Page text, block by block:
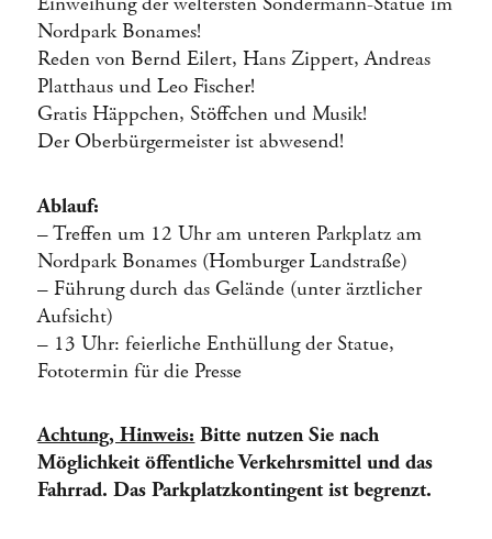
Nordpark Bonames!
Reden von Bernd Eilert, Hans Zippert, Andreas
Platthaus und Leo Fischer!
Gratis Häppchen, Stöffchen und Musik!
Der Oberbürgermeister ist abwesend!
Ablauf:
– Treffen um 12 Uhr am unteren Parkplatz am
Nordpark Bonames (Homburger Landstraße)
– Führung durch das Gelände (unter ärztlicher
Aufsicht)
– 13 Uhr: feierliche Enthüllung der Statue,
Fototermin für die Presse
Achtung, Hinweis: Bitte nutzen Sie nach
Möglichkeit öffentliche Verkehrsmittel und das
Fahrrad. Das Parkplatzkontingent ist begrenzt.